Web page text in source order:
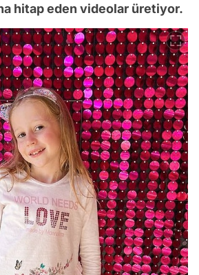
hitap eden videolar üretiyor.